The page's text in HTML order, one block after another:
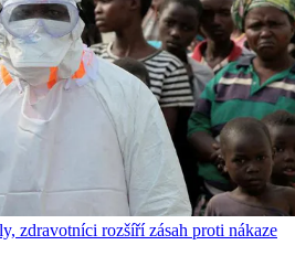
zdravotníci rozšíří zásah proti nákaze